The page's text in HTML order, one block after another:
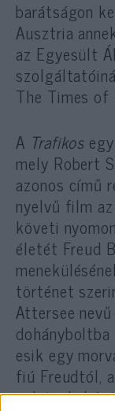
barátságon
Ausztria
az Egyesült
The Times of
A Trafikos
mely Robert
azonos című
nyelvű film
követi
életét Freud
történet
Attersee
esik egy
fiú Freudtól,
üzletnek, kér